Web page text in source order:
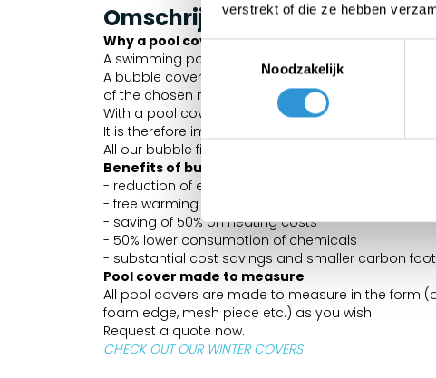
verstrekt of die ze hebben
Toestemmingsselectie
Noodzakelijk
Omschrijving
Why a pool cover?
A swimming pool loses 70% of its heat via
A bubble cover has the advantage that it allows
of the chosen material.
With a pool cover of the standard bubble films
It is therefore important to leave the pool cover on
All our bubble films are equipped with Geobubble
Benefits of bubble Blue/Silver 400 micron
- reduction of evaporation by 98%
- free warming by the sun up to 2-3°C
- saving of 50% on heating costs
- 50% lower consumption of chemicals
- substantial cost savings and smaller carbon
Pool cover made to measure
All pool covers are made to measure in the form
foam edge, mesh piece etc.) as you wish.
Request a quote now.
CHECK OUT OUR WINTER COVERS